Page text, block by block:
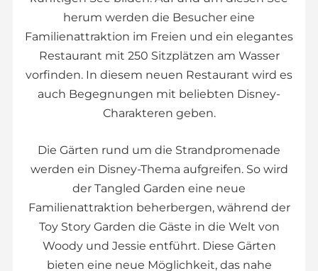
herum werden die Besucher eine
Familienattraktion im Freien und ein elegantes
Restaurant mit 250 Sitzplätzen am Wasser
vorfinden. In diesem neuen Restaurant wird es
auch Begegnungen mit beliebten Disney-
Charakteren geben.
Die Gärten rund um die Strandpromenade
werden ein Disney-Thema aufgreifen. So wird
der Tangled Garden eine neue
Familienattraktion beherbergen, während der
Toy Story Garden die Gäste in die Welt von
Woody und Jessie entführt. Diese Gärten
bieten eine neue Möglichkeit, das nahe